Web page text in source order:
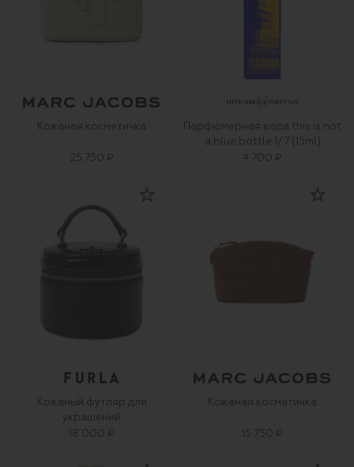
Кожаная косметичка
25 750 ₽
Парфюмерная вода this is not
a blue bottle 1/.7 (15ml)
4 700 ₽
Кожаный футляр для
украшений
18 000 ₽
Кожаная косметичка
15 750 ₽